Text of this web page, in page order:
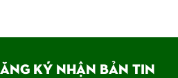
KÝ NHẬN BẢN TIN